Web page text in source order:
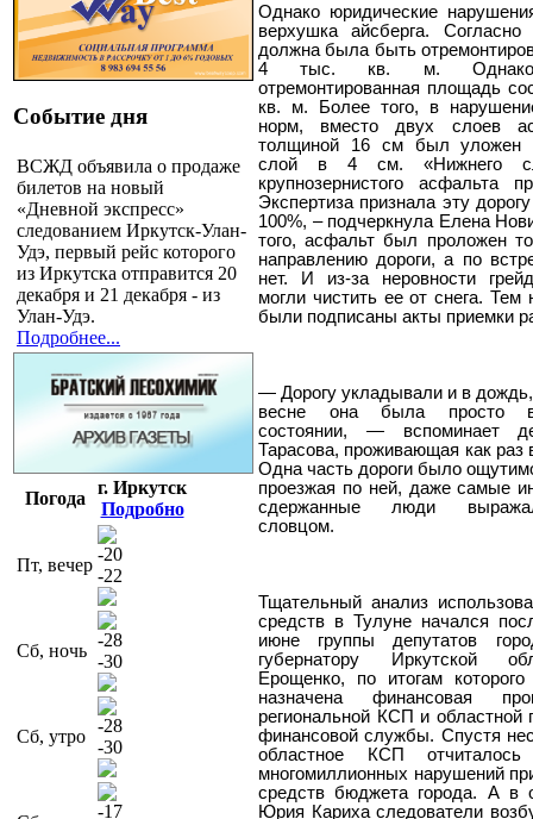
Событие дня
ВСЖД объявила о продаже
билетов на новый
«Дневной экспресс»
следованием Иркутск-Улан-
Удэ, первый рейс которого
из Иркутска отправится 20
декабря и 21 декабря - из
Улан-Удэ.
Подробнее...
Погода
г. Иркутск
Подробно
Пт, вечер
-20
-22
Сб, ночь
-28
-30
Сб, утро
-28
-30
-17
Однако юридические
верхушка айсберга. Согласно
должна была быть
4 тыс. кв. м.
отремонтированная площадь
кв. м. Более того, в
норм, вместо двух слоев
толщиной 16 см был уложен
слой в 4 см. «Нижнего
крупнозернистого асфальта
Экспертиза признала эту
100%, – подчеркнула Елена
того, асфальт был проложен
направлению дороги, а по
нет. И из-за неровности
могли чистить ее от снега.
были подписаны акты приемки
— Дорогу укладывали и в дождь,
весне она была просто в
состоянии, — вспоминает
Тарасова, проживающая как раз
Одна часть дороги было
проезжая по ней, даже самые
сдержанные люди
словцом.
Тщательный анализ
средств в Тулуне начался
июне группы депутатов
губернатору Иркутской
Ерощенко, по итогам
назначена финансовая
региональной КСП и областной
финансовой службы. Спустя
областное КСП
многомиллионных нарушений
средств бюджета города. А в
Юрия Кариха следователи